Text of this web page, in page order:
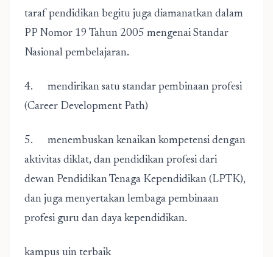
taraf pendidikan begitu juga diamanatkan dalam
PP Nomor 19 Tahun 2005 mengenai Standar
Nasional pembelajaran.
4. mendirikan satu standar pembinaan profesi
(Career Development Path)
5. menembuskan kenaikan kompetensi dengan
aktivitas diklat, dan pendidikan profesi dari
dewan Pendidikan Tenaga Kependidikan (LPTK),
dan juga menyertakan lembaga pembinaan
profesi guru dan daya kependidikan.
kampus uin terbaik